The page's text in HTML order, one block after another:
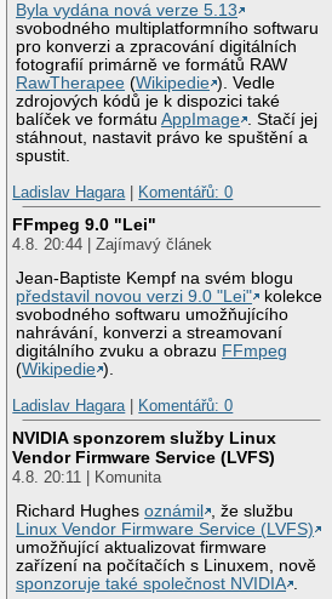
Byla vydána nová verze 5.13
svobodného multiplatformního softwaru
pro konverzi a zpracování digitálních
fotografií primárně ve formátů RAW
RawTherapee (Wikipedie ). Vedle
zdrojových kódů je k dispozici také
balíček ve formátuAppImage . Stačí jej
stáhnout, nastavit právo ke spuštění a
spustit.
Ladislav Hagara| Komentářů: 0
FFmpeg 9.0 "Lei"
4.8. 20:44 | Zajímavý článek
Jean-Baptiste Kempf na svém blogu
představil novou verzi 9.0 "Lei"
kolekce
svobodného softwaru umožňujícího
nahrávání, konverzi a streamovaní
digitálního zvuku a obrazu FFmpeg
(Wikipedie ).
Ladislav Hagara| Komentářů: 0
NVIDIA sponzorem služby Linux
Vendor Firmware Service (LVFS)
4.8. 20:11 | Komunita
Richard Hughesoznámil
, že službu
Linux Vendor Firmware Service (LVFS)
umožňující aktualizovat firmware
zařízení na počítačích s Linuxem, nově
sponzoruje také společnost NVIDIA .